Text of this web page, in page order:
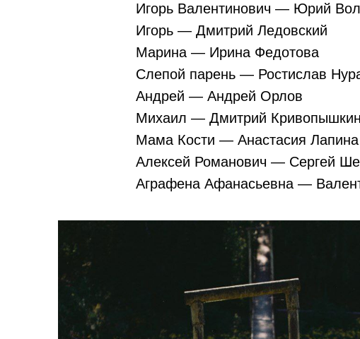
Игорь Валентинович — Юрий
Игорь — Дмитрий Ледовский
Марина — Ирина Федотова
Слепой парень — Ростислав
Андрей — Андрей Орлов
Михаил — Дмитрий Кривопышкин
Мама Кости — Анастасия Лапина
Алексей Романович — Сергей
Аграфена Афанасьевна —